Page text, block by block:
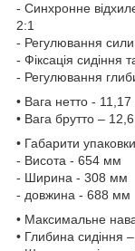
- Синхронне
2:1
- Регулювання сили
- Фіксація сидіння
- Регулювання
• Вага нетто - 11,17
• Вага брутто – 12,6
• Габарити
- Висота - 654 мм
- Ширина - 308 мм
- довжина - 688 мм
• Максимальне
• Глибина сидіння